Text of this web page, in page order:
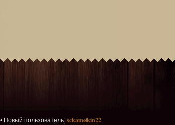
• Новый пользователь: sckameikin22